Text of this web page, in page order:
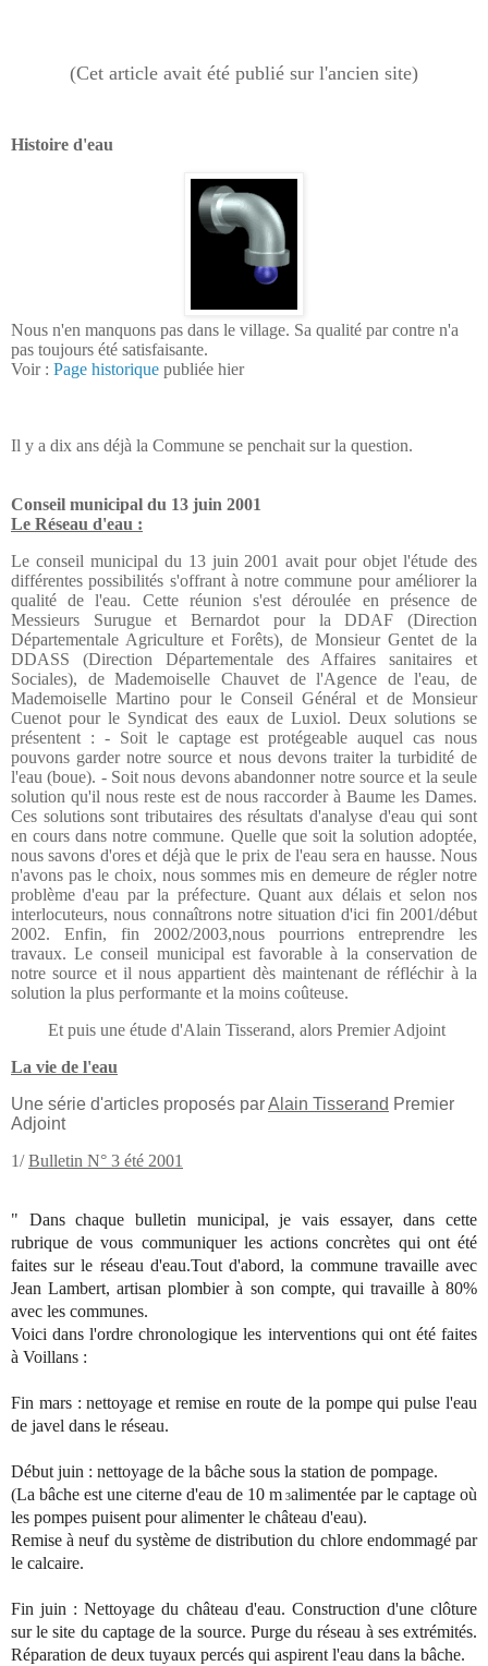
(Cet article avait été publié sur l'ancien site)
Histoire d'eau
Nous n'en manquons pas dans le village. Sa qualité par contre n'a
pas toujours été satisfaisante.
Voir : Page historique publiée hier
Il y a dix ans déjà la Commune se penchait sur la question.
Conseil municipal du 13 juin 2001
Le Réseau d'eau :
Le conseil municipal du 13 juin 2001 avait pour objet l'étude des
différentes possibilités s'offrant à notre commune pour améliorer la
qualité de l'eau. Cette réunion s'est déroulée en présence de
Messieurs Surugue et Bernardot pour la DDAF (Direction
Départementale Agriculture et Forêts), de Monsieur Gentet de la
DDASS (Direction Départementale des Affaires sanitaires et
Sociales), de Mademoiselle Chauvet de l'Agence de l'eau, de
Mademoiselle Martino pour le Conseil Général et de Monsieur
Cuenot pour le Syndicat des eaux de Luxiol. Deux solutions se
présentent : - Soit le captage est protégeable auquel cas nous
pouvons garder notre source et nous devons traiter la turbidité de
l'eau (boue). - Soit nous devons abandonner notre source et la seule
solution qu'il nous reste est de nous raccorder à Baume les Dames.
Ces solutions sont tributaires des résultats d'analyse d'eau qui sont
en cours dans notre commune. Quelle que soit la solution adoptée,
nous savons d'ores et déjà que le prix de l'eau sera en hausse. Nous
n'avons pas le choix, nous sommes mis en demeure de régler notre
problème d'eau par la préfecture. Quant aux délais et selon nos
interlocuteurs, nous connaîtrons notre situation d'ici fin 2001/début
2002. Enfin, fin 2002/2003,nous pourrions entreprendre les
travaux. Le conseil municipal est favorable à la conservation de
notre source et il nous appartient dès maintenant de réfléchir à la
solution la plus performante et la moins coûteuse.
Et puis une étude d'Alain Tisserand, alors Premier Adjoint
La vie de l'eau
Une série d'articles proposés parAlain Tisserand Premier
Adjoint
1/Bulletin N° 3 été 2001
" Dans chaque bulletin municipal, je vais essayer, dans cette
rubrique de vous communiquer les actions concrètes qui ont été
faites sur le réseau d'eau.Tout d'abord, la commune travaille avec
Jean Lambert, artisan plombier à son compte, qui travaille à 80%
avec les communes.
Voici dans l'ordre chronologique les interventions qui ont été faites
à Voillans :
Fin mars : nettoyage et remise en route de la pompe qui pulse l'eau
de javel dans le réseau.
Début juin : nettoyage de la bâche sous la station de pompage.
(La bâche est une citerne d'eau de 10 m 3alimentée par le captage où
les pompes puisent pour alimenter le château d'eau).
Remise à neuf du système de distribution du chlore endommagé par
le calcaire.
Fin juin : Nettoyage du château d'eau. Construction d'une clôture
sur le site du captage de la source. Purge du réseau à ses extrémités.
Réparation de deux tuyaux percés qui aspirent l'eau dans la bâche.